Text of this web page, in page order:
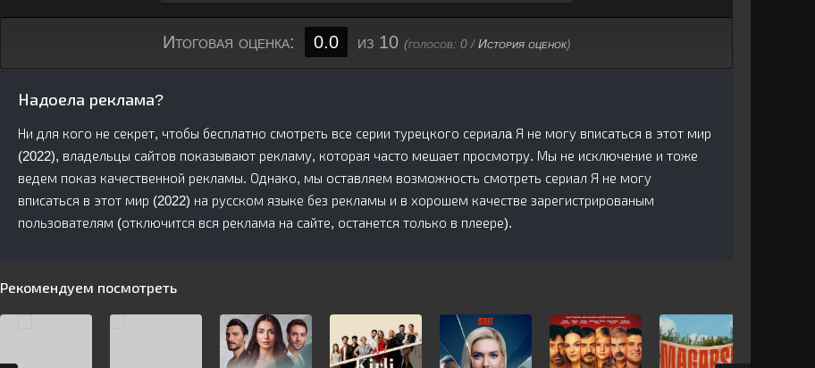
Итоговая оценка: 0.0 из 10 (голосов: 0/История оценок)
Надоела реклама?
Ни для кого не секрет, чтобы бесплатно смотреть все серии турецкого сериалa Я не могу вписаться в этот мир
(2022), владельцы сайтов показывают рекламу, которая часто мешает просмотру. Мы не исключение и тоже
ведем показ качественной рекламы. Однако, мы оставляем возможность смотреть сериал Я не могу
вписаться в этот мир (2022) на русском языке без рекламы и в хорошем качестве зарегистрированым
пользователям (отключится вся реклама на сайте, останется только в плеере).
Рекомендуем посмотреть